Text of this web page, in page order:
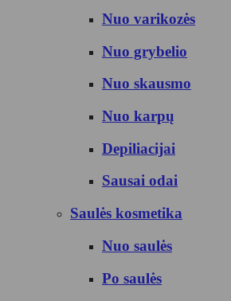
Nuo varikozės
Nuo grybelio
Nuo skausmo
Nuo karpų
Depiliacijai
Sausai odai
Saulės kosmetika
Nuo saulės
Po saulės